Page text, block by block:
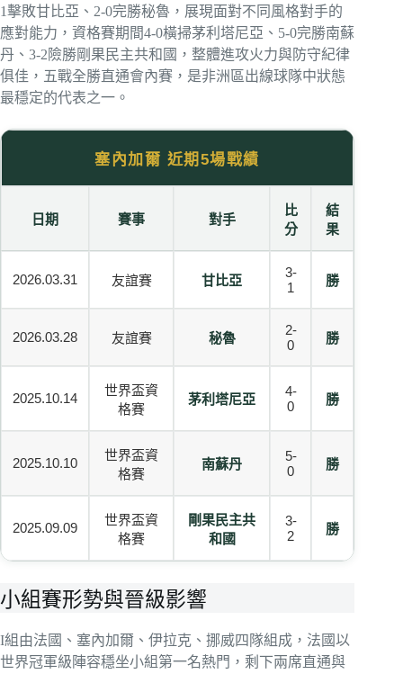
1擊敗甘比亞、2-0完勝秘魯，展現面對不同風格對手的
應對能力，資格賽期間4-0橫掃茅利塔尼亞、5-0完勝南蘇
丹、3-2險勝剛果民主共和國，整體進攻火力與防守紀律
俱佳，五戰全勝直通會內賽，是非洲區出線球隊中狀態
最穩定的代表之一。
塞內加爾 近期5場戰績
日期 賽事 對手
比
分
結
果
2026.03.31 友誼賽 甘比亞
3-
1
勝
2026.03.28 友誼賽 秘魯
2-
0
勝
2025.10.14
世界盃資
格賽
茅利塔尼亞
4-
0
勝
2025.10.10
世界盃資
格賽
南蘇丹
5-
0
勝
2025.09.09
世界盃資
格賽
剛果民主共
和國
3-
2
勝
小組賽形勢與晉級影響
I組由法國、塞內加爾、伊拉克、挪威四隊組成，法國以
世界冠軍級陣容穩坐小組第一名熱門，剩下兩席直通與